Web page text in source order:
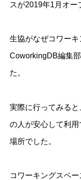
スが2019年1月オー
生協がなぜコワー
CoworkingDB編集
た。
実際に行ってみる
の人が安心して利
場所でした。
コワーキングスペ